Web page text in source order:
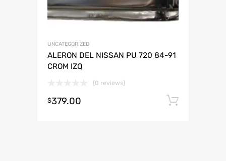
UNCATEGORIZED
ALERON DEL NISSAN PU 720 84-91
CROM IZQ
(0 reviews)
$379.00